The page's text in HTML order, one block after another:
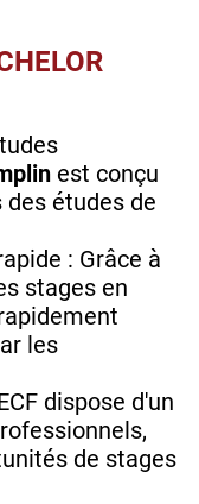
est conçu
études de
: Grâce à
stages en
les
dispose d'un
de stages